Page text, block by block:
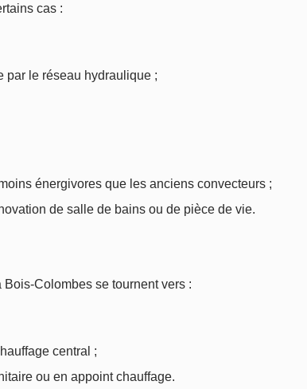
cas :
par le réseau hydraulique ;
énergivores que les anciens convecteurs ;
de salle de bains ou de pièce de vie.
Colombes se tournent vers :
central ;
ou en appoint chauffage.